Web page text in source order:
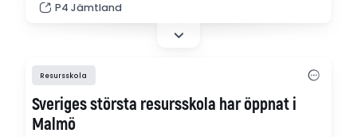
årskurs tre. Men ett stort söktryck har gjort
att man tvingats göra ett urval, vilket rektorn
P4 Jämtland
Resursskola
Sveriges största resursskola har öppnat i
Malmö